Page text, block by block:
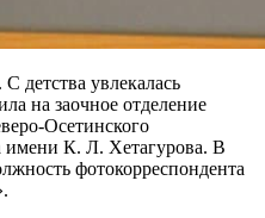
детства увлекалась
на заочное отделение
Осетинского
имени К. Л. Хетагурова. В
фотокорреспондента